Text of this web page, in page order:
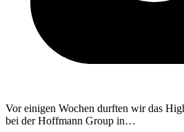
Vor einigen Wochen durften wir das
bei der Hoffmann Group in…